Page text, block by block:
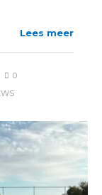
Lees meer
0